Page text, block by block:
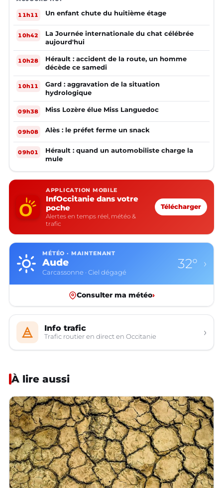
11h11 Un enfant chute du huitième étage
10h42
La Journée internationale du chat célébrée
aujourd'hui
10h28
Hérault : accident de la route, un homme
décède ce samedi
10h11
Gard : aggravation de la situation
hydrologique
09h38 Miss Lozère élue Miss Languedoc
09h08 Alès : le préfet ferme un snack
09h01
Hérault : quand un automobiliste charge la
mule
APPLICATION MOBILE
InfOccitanie dans votre
poche
Alertes en temps réel, météo &
trafic
Télécharger
MÉTÉO · MAINTENANT
Aude
Carcassonne · Ciel dégagé
32° ›
Consulter ma météo›
Info trafic
Trafic routier en direct en Occitanie ›
À lire aussi